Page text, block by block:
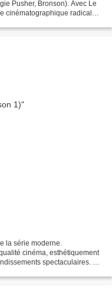
Pusher, Bronson). Avec Le
cinématographique radicale.
la série moderne.
cinéma, esthétiquement
spectaculaires. Le